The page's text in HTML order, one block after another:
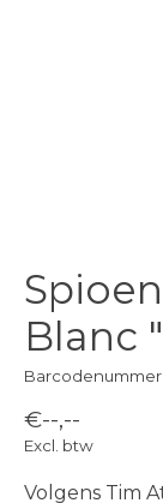
Blanc
€--,--
Excl. btw
Volgens Tim